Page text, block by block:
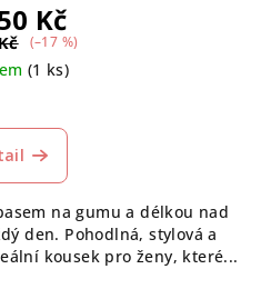
Kč
(–17 %)
(1 ks)
na gumu a délkou nad
den. Pohodlná, stylová a
kousek pro ženy, které...